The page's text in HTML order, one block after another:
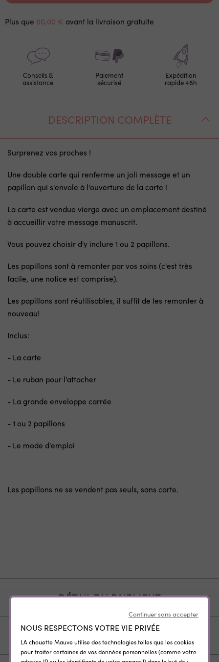
Plus que 60,00 € avant la livraison gratuite
Conseils &
assistance
Paiement
sécurisé
Expédition
rapide 48h
DESCRIPTION COMPLÈTE
Surprenez vos proches !
Une double carte qui renferme un joli message et un
papillon qui s'envole à l'ouverture de la carte !
La carte est vendue vierge avec un emplacement destiné
à accueillir votre message manuscrit.
Vous pouvez choisir d'y inclure 1 ou 2 papillons.
Les papillons sont à remonter par vos soins (c'est très
facile, une notice est comprise).
Les papillons sont réutilisables, il suffit de les remonter à
nouveau!
Inclus:
- La carte
- Le ruban pour l'attacher
- La grande enveloppe carrée
- 1 ou 2 papillons
- Le mode d'emploi
Les papillons ne se vendent pas seuls, sans carte.
DÉTAIL DU PAIEMENT
EXPÉDITION ET LIVRAISON
Continuer sans accepter
NOUS RESPECTONS VOTRE VIE PRIVÉE
LA chouette Mauve utilise des technologies telles que les cookies
pour traiter certaines de vos données personnelles (comme votre